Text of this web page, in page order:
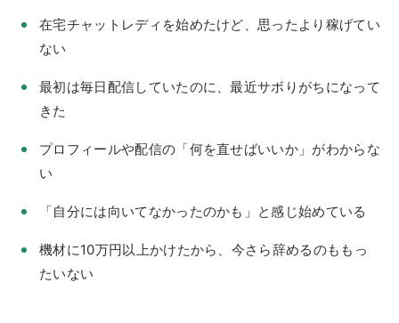
在宅チャットレディを始めたけど、思ったより稼げてい
ない
最初は毎日配信していたのに、最近サボりがちになって
きた
プロフィールや配信の「何を直せばいいか」がわからな
い
「自分には向いてなかったのかも」と感じ始めている
機材に10万円以上かけたから、今さら辞めるのももっ
たいない